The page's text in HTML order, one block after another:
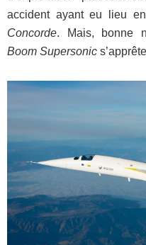
accident ayant eu lieu
Concorde. Mais, bonne
Boom Supersonic